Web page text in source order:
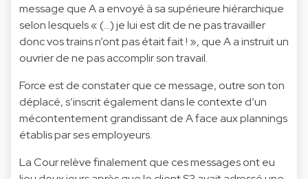
message que A a envoyé à sa supérieure hiérarchique
selon lesquels « (…) je lui est dit de ne pas travailler
donc vos trains n’ont pas était fait ! », que A a instruit un
ouvrier de ne pas accomplir son travail.
Force est de constater que ce message, outre son ton
déplacé, s’inscrit également dans le contexte d’un
mécontentement grandissant de A face aux plannings
établis par ses employeurs.
La Cour relève finalement que ces messages ont eu